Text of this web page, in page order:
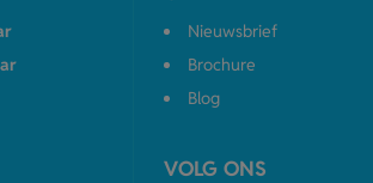
Nieuwsbrief
Brochure
Blog
VOLG ONS